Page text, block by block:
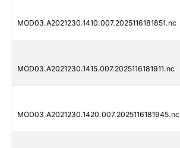
MOD03.A2021230.1410.007.2025116181851.nc
MOD03.A2021230.1415.007.2025116181911.nc
MOD03.A2021230.1420.007.2025116181945.nc